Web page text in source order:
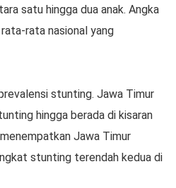
satu hingga dua anak. Angka
rata nasional yang
stunting. Jawa Timur
hingga berada di kisaran
Jawa Timur
stunting terendah kedua di